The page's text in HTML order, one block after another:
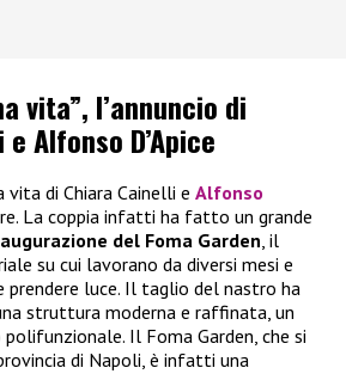
vita”, l’annuncio di
Alfonso D’Apice
di Chiara Cainelli e Alfonso
La coppia infatti ha fatto un grande
del Foma Garden, il
su cui lavorano da diversi mesi e
prendere luce. Il taglio del nastro ha
struttura moderna e raffinata, un
Il Foma Garden, che si
di Napoli, è infatti una